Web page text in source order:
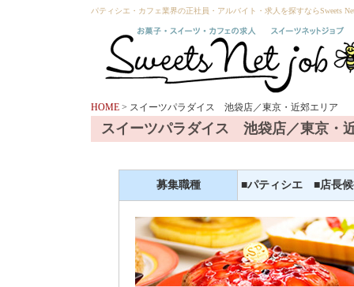
パティシエ・カフェ業界の正社員・アルバイト・求人を探すならSweets
HOME > スイーツパラダイス 池袋店／東京・近郊エリア
スイーツパラダイス 池袋店／東京・
募集職種 ■パティシエ ■店長